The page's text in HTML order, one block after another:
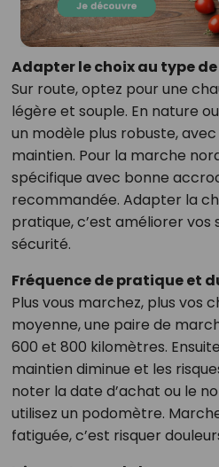
Adapter le choix au type
Sur route, optez pour une
légère et souple. En nature
un modèle plus robuste,
maintien. Pour la marche
spécifique avec bonne
recommandée. Adapter la
pratique, c’est améliorer
sécurité.
Fréquence de pratique et
Plus vous marchez, plus vos
moyenne, une paire de
600 et 800 kilomètres.
maintien diminue et les
noter la date d’achat ou le
utilisez un podomètre.
fatiguée, c’est risquer